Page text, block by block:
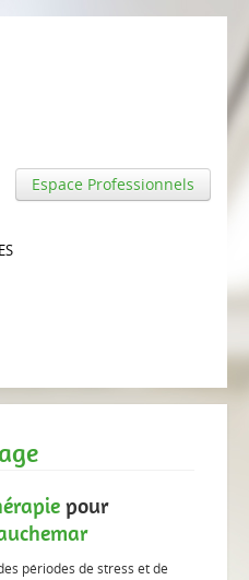
Espace Professionnels
pour
périodes de stress et de